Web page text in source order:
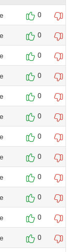
0
0
0
0
0
0
0
0
0
0
0
0